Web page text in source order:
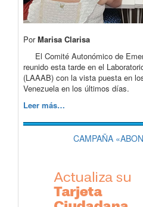
PorMarisa Clarisa
El Comité Autonómico de
reunido esta tarde en el
(LAAAB) con la vista puesta en
Venezuela en los últimos días.
Leer más…
CAMPAÑA